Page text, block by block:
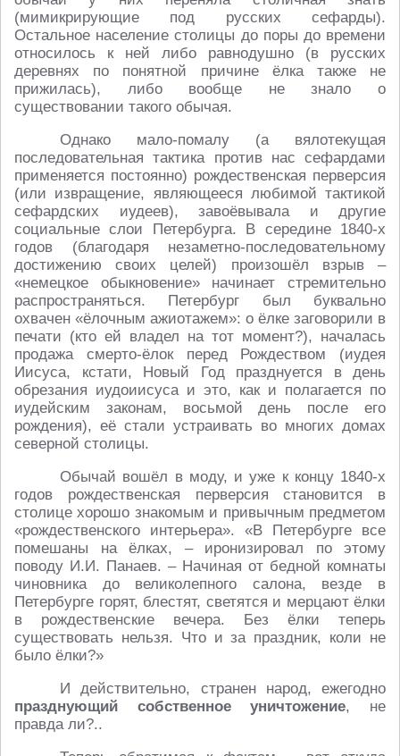
(мимикрирующие под русских сефарды).
Остальное население столицы до поры до времени
относилось к ней либо равнодушно (в русских
деревнях по понятной причине ёлка также не
прижилась), либо вообще не знало о
существовании такого обычая.
Однако мало-помалу (а вялотекущая
последовательная тактика против нас сефардами
применяется постоянно) рождественская перверсия
(или извращение, являющееся любимой тактикой
сефардских иудеев), завоёвывала и другие
социальные слои Петербурга. В середине 1840-х
годов (благодаря незаметно-последовательному
достижению своих целей) произошёл взрыв –
«немецкое обыкновение» начинает стремительно
распространяться. Петербург был буквально
охвачен «ёлочным ажиотажем»: о ёлке заговорили в
печати (кто ей владел на тот момент?), началась
продажа смерто-ёлок перед Рождеством (иудея
Иисуса, кстати, Новый Год празднуется в день
обрезания иудоиисуса и это, как и полагается по
иудейским законам, восьмой день после его
рождения), её стали устраивать во многих домах
северной столицы.
Обычай вошёл в моду, и уже к концу 1840-х
годов рождественская перверсия становится в
столице хорошо знакомым и привычным предметом
«рождественского интерьера». «В Петербурге все
помешаны на ёлках, – иронизировал по этому
поводу И.И. Панаев. – Начиная от бедной комнаты
чиновника до великолепного салона, везде в
Петербурге горят, блестят, светятся и мерцают ёлки
в рождественские вечера. Без ёлки теперь
существовать нельзя. Что и за праздник, коли не
было ёлки?»
И действительно, странен народ, ежегодно
празднующий собственное уничтожение, не
правда ли?..